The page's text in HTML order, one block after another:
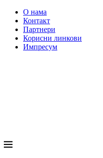
О нама
Контакт
Партнери
Корисни линкови
Импресум